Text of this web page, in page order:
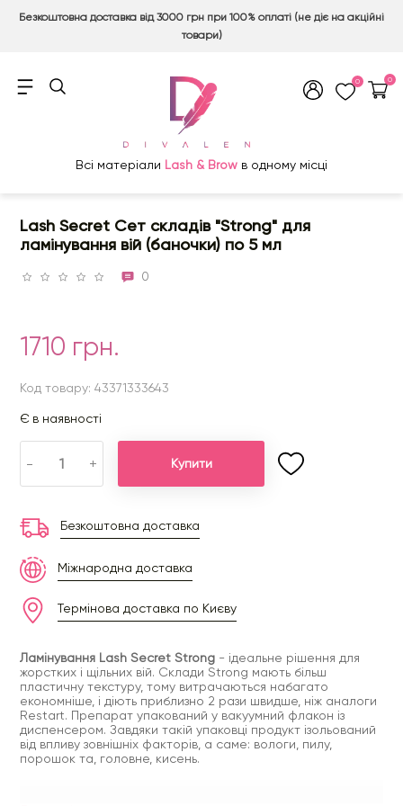
Безкоштовна доставка від 3000 грн при 100% оплаті (не діє на акційні
товари)
0 0
Всі матеріали Lash & Brow в одному місці
Lash Secret Сет складів "Strong" для
ламінування вій (баночки) по 5 мл
0
1710 грн.
Код товару: 43371333643
Є в наявності
- + Купити
Безкоштовна доставка
Міжнародна доставка
Термінова доставка по Києву
Ламінування Lash Secret Strong - ідеальне рішення для
жорстких і щільних вій. Склади Strong мають більш
пластичну текстуру, тому витрачаються набагато
економніше, і діють приблизно 2 рази швидше, ніж аналоги
Restart. Препарат упакований у вакуумний флакон із
диспенсером. Завдяки такій упаковці продукт ізольований
від впливу зовнішніх факторів, а саме: вологи, пилу,
порошок та, головне, кисень.